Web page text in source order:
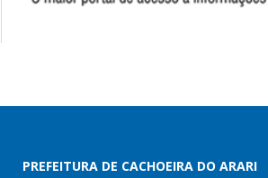
PREFEITURA DE CACHOEIRA DO ARARI